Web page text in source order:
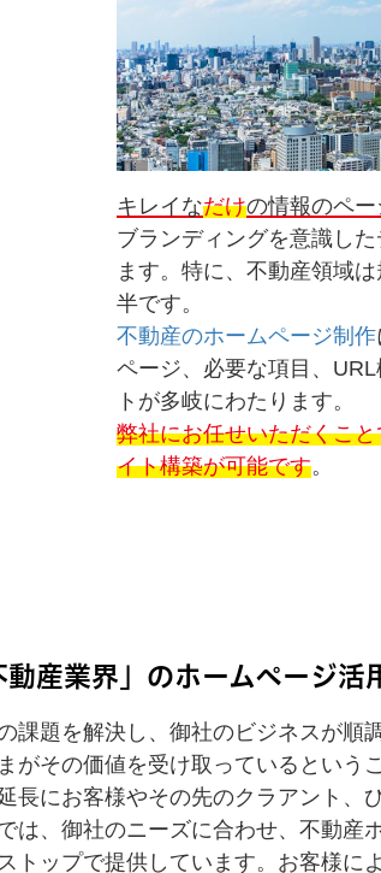
キレイなだけの情報のペ
ブランディングを意識し
ます。特に、不動産領域
半です。
不動産のホームページ制作
ページ、必要な項目、
トが多岐にわたります。
弊社にお任せいただくこ
イト構築が可能です。
動産業界」のホームページ
課題を解決し、御社のビジネスが順
がその価値を受け取っているという
長にお客様やその先のクラアント、
は、御社のニーズに合わせ、不動産
トップで提供しています。お客様に